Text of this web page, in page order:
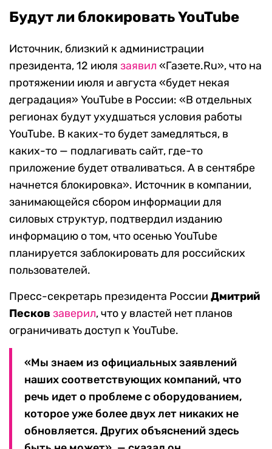
Будут ли блокировать YouTube
Источник, близкий к администрации
президента, 12 июля заявил «Газете.Ru», что на
протяжении июля и августа «будет некая
деградация» YouTube в России: «В отдельных
регионах будут ухудшаться условия работы
YouTube. В каких-то будет замедляться, в
каких-то — подлагивать сайт, где-то
приложение будет отваливаться. А в сентябре
начнется блокировка». Источник в компании,
занимающейся сбором информации для
силовых структур, подтвердил изданию
информацию о том, что осенью YouTube
планируется заблокировать для российских
пользователей.
Пресс-секретарь президента России Дмитрий
Песков заверил, что у властей нет планов
ограничивать доступ к YouTube.
«Мы знаем из официальных заявлений
наших соответствующих компаний, что
речь идет о проблеме с оборудованием,
которое уже более двух лет никаких не
обновляется. Других объяснений здесь